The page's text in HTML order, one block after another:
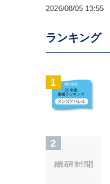
2026/08/05 13:55
ランキング
1
2